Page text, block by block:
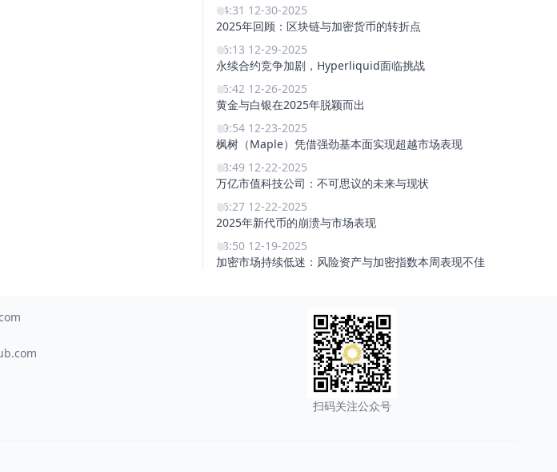
14:31 12-30-2025
2025年回顾：区块链与加密货币的转折点
16:13 12-29-2025
永续合约竞争加剧，Hyperliquid面临挑战
15:42 12-26-2025
黄金与白银在2025年脱颖而出
19:54 12-23-2025
枫树（Maple）凭借强劲基本面实现超越市场表现
18:49 12-22-2025
万亿市值科技公司：不可思议的未来与现状
16:27 12-22-2025
2025年新代币的崩溃与市场表现
18:50 12-19-2025
加密市场持续低迷：风险资产与加密指数本周表现不佳
扫码关注公众号